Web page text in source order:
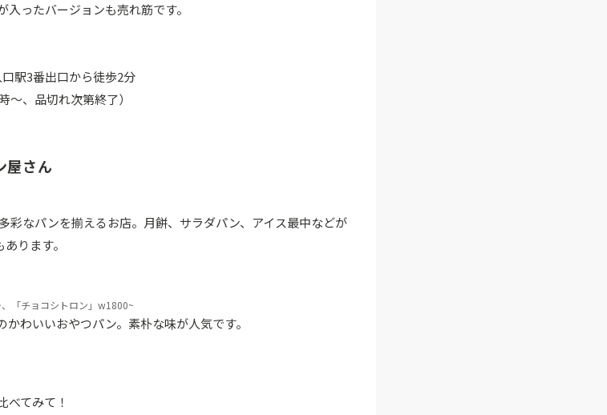
ったバージョンも売れ筋です。
駅3番出口から徒歩2分
～、品切れ次第終了）
屋さん
彩なパンを揃えるお店。月餅、サラダパン、アイス最中などが
ります。
「チョコシトロン」w1800~
かわいいおやつパン。素朴な味が人気です。
べてみて！